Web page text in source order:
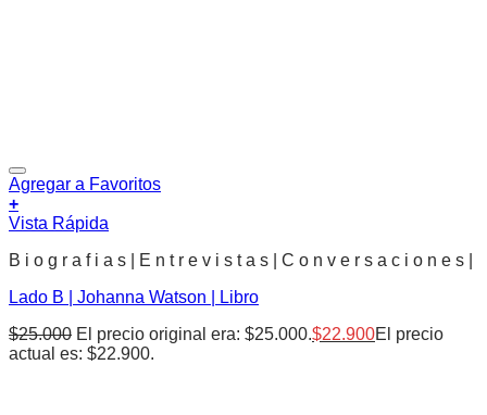
Agregar a Favoritos
+
Vista Rápida
B i o g r a f i a s | E n t r e v i s t a s | C o n v e r s a c i o n e s |
Lado B | Johanna Watson | Libro
$25.000 El precio original era: $25.000.$22.900El precio
actual es: $22.900.